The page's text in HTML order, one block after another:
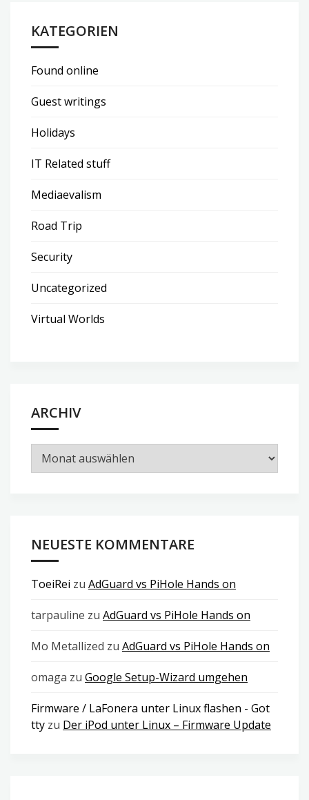
KATEGORIEN
Found online
Guest writings
Holidays
IT Related stuff
Mediaevalism
Road Trip
Security
Uncategorized
Virtual Worlds
ARCHIV
Archiv
NEUESTE KOMMENTARE
ToeiRei zu AdGuard vs PiHole Hands on
tarpauline zu AdGuard vs PiHole Hands on
Mo Metallized zu AdGuard vs PiHole Hands on
omaga zu Google Setup-Wizard umgehen
Firmware / LaFonera unter Linux flashen - Got
tty zu Der iPod unter Linux – Firmware Update